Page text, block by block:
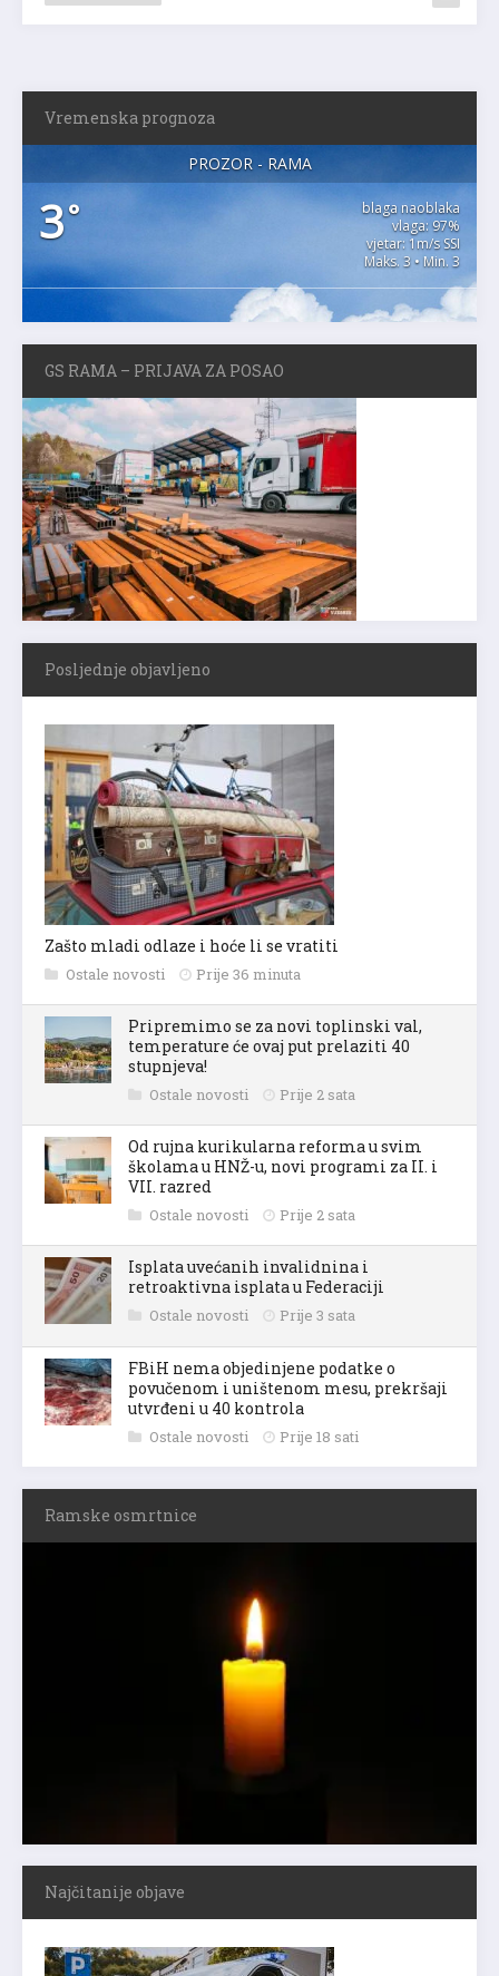
Vremenska prognoza
PROZOR - RAMA
3°
blaga naoblaka
vlaga: 97%
vjetar: 1m/s SSI
Maks. 3 • Min. 3
GS RAMA – PRIJAVA ZA POSAO
Posljednje objavljeno
Zašto mladi odlaze i hoće li se vratiti
Ostale novosti Prije 36 minuta
Pripremimo se za novi toplinski val,
temperature će ovaj put prelaziti 40
stupnjeva!
Ostale novosti Prije 2 sata
Od rujna kurikularna reforma u svim
školama u HNŽ-u, novi programi za II. i
VII. razred
Ostale novosti Prije 2 sata
Isplata uvećanih invalidnina i
retroaktivna isplata u Federaciji
Ostale novosti Prije 3 sata
FBiH nema objedinjene podatke o
povučenom i uništenom mesu, prekršaji
utvrđeni u 40 kontrola
Ostale novosti Prije 18 sati
Ramske osmrtnice
Najčitanije objave